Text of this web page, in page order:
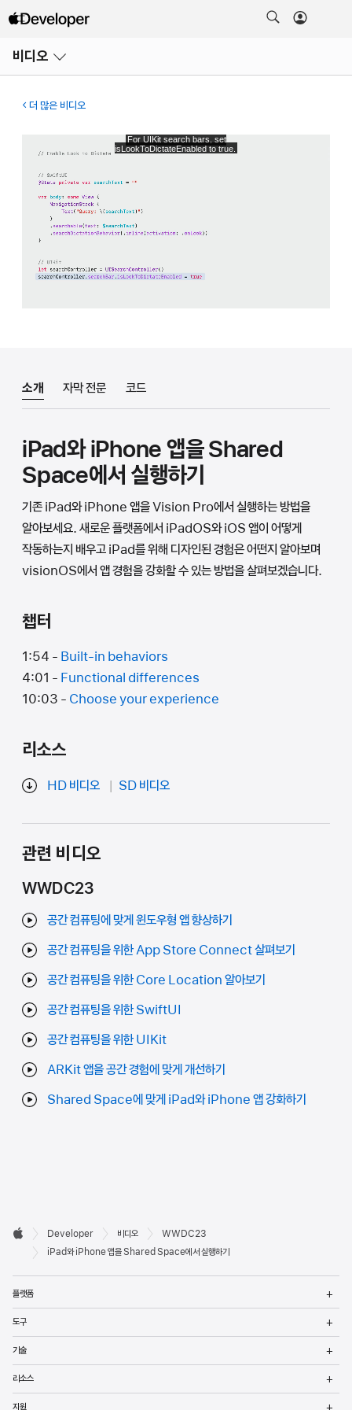
비디오
열기
더 많은 비디오
소개 자막 전문 코드
iPad와 iPhone 앱을 Shared
Space에서 실행하기
기존 iPad와 iPhone 앱을 Vision Pro에서 실행하는 방법을
알아보세요. 새로운 플랫폼에서 iPadOS와 iOS 앱이 어떻게
작동하는지 배우고 iPad를 위해 디자인된 경험은 어떤지 알아보며
visionOS에서 앱 경험을 강화할 수 있는 방법을 살펴보겠습니다.
챕터
1:54 - Built-in behaviors
4:01 - Functional differences
10:03 - Choose your experience
리소스
HD 비디오 SD 비디오
관련 비디오
WWDC23
공간 컴퓨팅에 맞게 윈도우형 앱 향상하기
공간 컴퓨팅을 위한 App Store Connect 살펴보기
공간 컴퓨팅을 위한 Core Location 알아보기
공간 컴퓨팅을 위한 SwiftUI
공간 컴퓨팅을 위한 UIKit
ARKit 앱을 공간 경험에 맞게 개선하기
Shared Space에 맞게 iPad와 iPhone 앱 강화하기
Developer
바닥글

Apple
Developer 비디오
WWDC23
iPad와 iPhone 앱을 Shared Space에서 실행하기
플랫폼
도구
기술
리소스
지원